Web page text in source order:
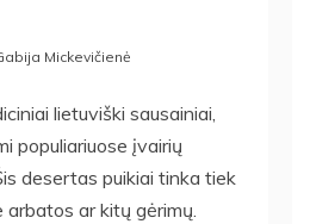
Mickevičienė
lietuviški sausainiai,
populiariuose įvairių
desertas puikiai tinka tiek
ar kitų gėrimų.